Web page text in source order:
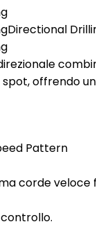
offrendo
Pattern
corde veloce